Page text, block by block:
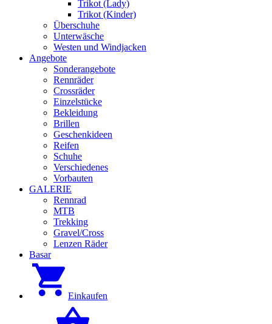
Trikot (Lady)
Trikot (Kinder)
Überschuhe
Unterwäsche
Westen und Windjacken
Angebote
Sonderangebote
Rennräder
Crossräder
Einzelstücke
Bekleidung
Brillen
Geschenkideen
Reifen
Schuhe
Verschiedenes
Vorbauten
GALERIE
Rennrad
MTB
Trekking
Gravel/Cross
Lenzen Räder
Basar
Einkaufen